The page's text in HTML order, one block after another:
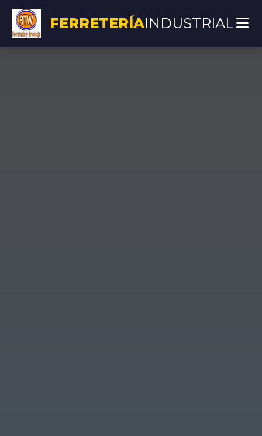
FERRETERÍAINDUSTRIAL